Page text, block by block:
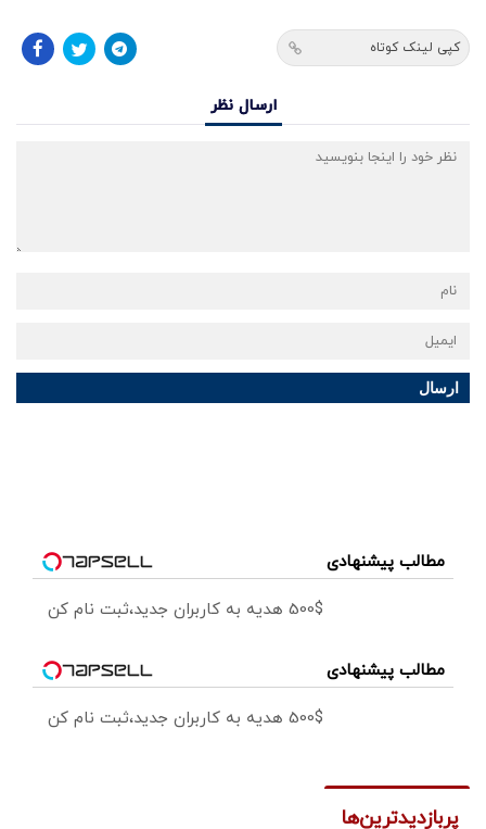
کپی لینک کوتاه
ارسال نظر
ارسال
مطالب پیشنهادی
500$ هدیه به کاربران جدید،ثبت نام کن
مطالب پیشنهادی
500$ هدیه به کاربران جدید،ثبت نام کن
پربازدیدترین‌ها